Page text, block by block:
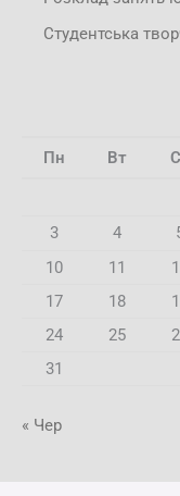
Студентська
Пн Вт
3
4
10
11
17
18
24
25
31
« Чер